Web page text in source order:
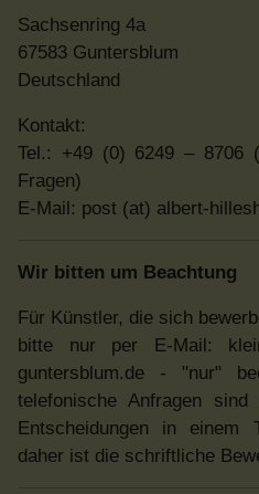
Sachsenring 4a
67583 Guntersblum
Deutschland
Kontakt:
Tel.: +49 (0) 6249 – 8706
Fragen)
E-Mail: post (at) albert-
Wir bitten um Beachtung
Für Künstler, die sich
bitte nur per E-Mail:
guntersblum.de - "nur"
telefonische Anfragen
Entscheidungen in einem
daher ist die schriftliche